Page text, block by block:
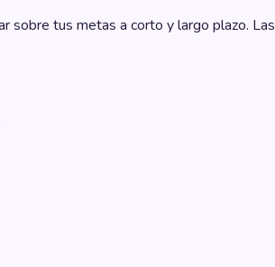
sobre tus metas a corto y largo plazo. Las